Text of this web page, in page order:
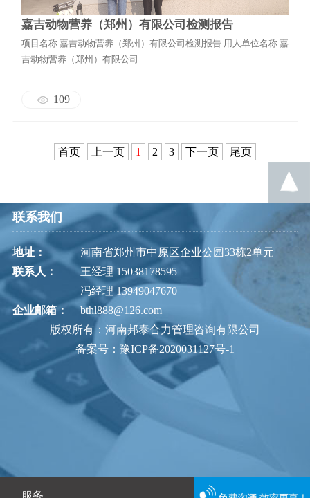
嘉吉动物营养（郑州）有限公司检测报告
项目名称 嘉吉动物营养（郑州）有限公司检测报告 用人单位名称 嘉
吉动物营养（郑州）有限公司 ...
109
首页 上一页 1 2 3 下一页 尾页
联系我们
地址：
河南省郑州市中原区企业公园33栋2单元
联系人：
王经理 15038178595
冯经理 13949047670
企业邮箱：
bthl888@126.com
版权所有：河南邦泰合力管理咨询有限公司
备案号：豫ICP备2020031127号-1
服务